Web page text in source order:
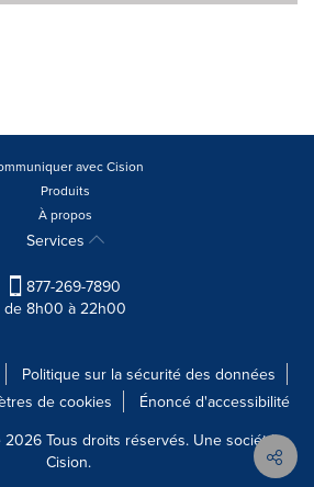
avec Cision
Produits
À propos
Services
877-269-7890
de 8h00 à 22h00
Politique sur la sécurité des données
de cookies
Énoncé d'accessibilité
Tous droits réservés. Une société
Cision.